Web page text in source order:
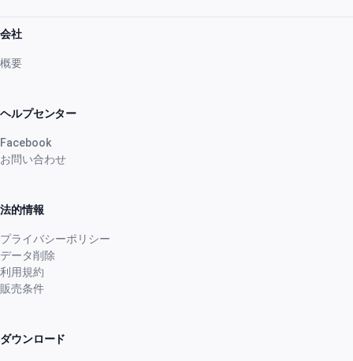
faturas e nas despesa”
2 か月前
“Doskonała aplikacja zapewniająca prawidłową
会社
概要
ヘルプセンター
Facebook
お問い合わせ
法的情報
プライバシーポリシー
データ削除
利用規約
販売条件
ダウンロード